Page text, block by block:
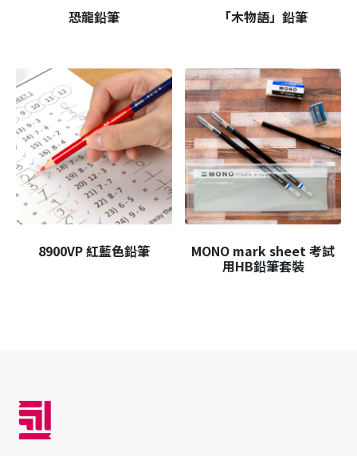
恐龍鉛筆 「木物語」鉛筆
8900VP 紅藍色鉛筆 MONO mark sheet 考試
用HB鉛筆套裝